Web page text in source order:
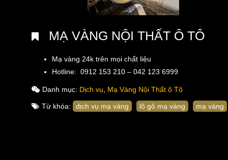
MẠ VÀNG NỘI THẤT Ô TÔ
Mạ vàng 24k trên mọi chất liệu
Hotline: 0912 153 210 – 042 123 6999
Danh mục: Dịch vụ Mạ Vàng Nội Thất ô Tô
Từ khóa: dịch vụ mạ vàng lô gô mạ vàng mạ vàng